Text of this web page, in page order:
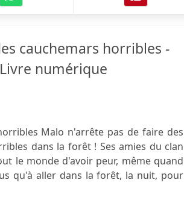
cauchemars horribles -
numérique
Malo n'arrête pas de faire des
dans la forêt ! Ses amies du clan
le monde d'avoir peur, même quand
qu'à aller dans la forêt, la nuit, pour